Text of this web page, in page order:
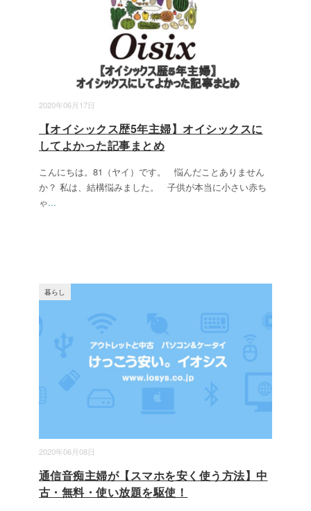
2020年06月17日
【オイシックス歴5年主婦】オイシックスに
してよかった記事まとめ
こんにちは。81（ヤイ）です。 悩んだことありません
か？ 私は、結構悩みました。 子供が本当に小さい赤ち
ゃ...
2020年06月08日
暮らし
通信音痴主婦が【スマホを安く使う方法】中
古・無料・使い放題を駆使！